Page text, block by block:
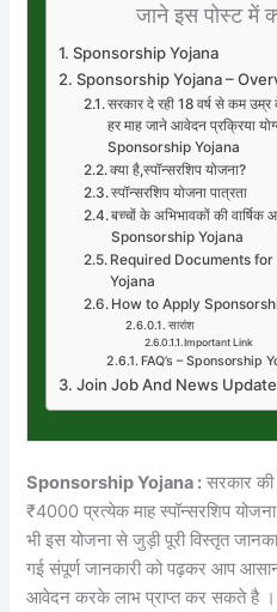
जाने इस पोस्ट में
Sponsorship Yojana
Sponsorship Yojana –
सरकार दे रही 18 वर्ष से कम
हर माह जाने आवेदन प्रक्रिया
Sponsorship Yojana
क्या है,स्पॉन्सरशिप योजना?
स्पॉन्सरशिप योजना पात्रता
बच्चों के अभिभावकों की वार्षिक
Sponsorship Yojana
Required Documents
Yojana
How to Apply
सारांश
Important Link
FAQ’s – Sponsorship
Join Job And News Update
Sponsorship Yojana : सरकार
₹4000 प्रत्येक माह स्पॉन्सरशिप
भी इस योजना से जुड़ी पूरी विस्तृत
गई संपूर्ण जानकारी को पढ़कर आप
आवेदन करके लाभ प्राप्त कर सकते है ।